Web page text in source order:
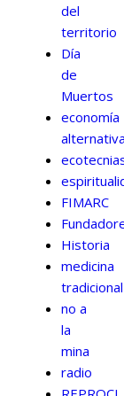
del
territorio
Día
de
Muertos
economía
FIMARC
Historia
medicina
tradicional
no a
la
mina
radio